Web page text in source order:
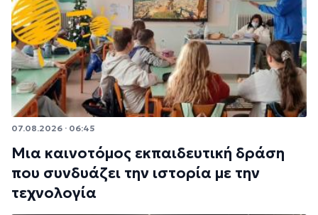
07.08.2026 · 06:45
Μια καινοτόμος εκπαιδευτική δράση
που συνδυάζει την ιστορία με την
τεχνολογία